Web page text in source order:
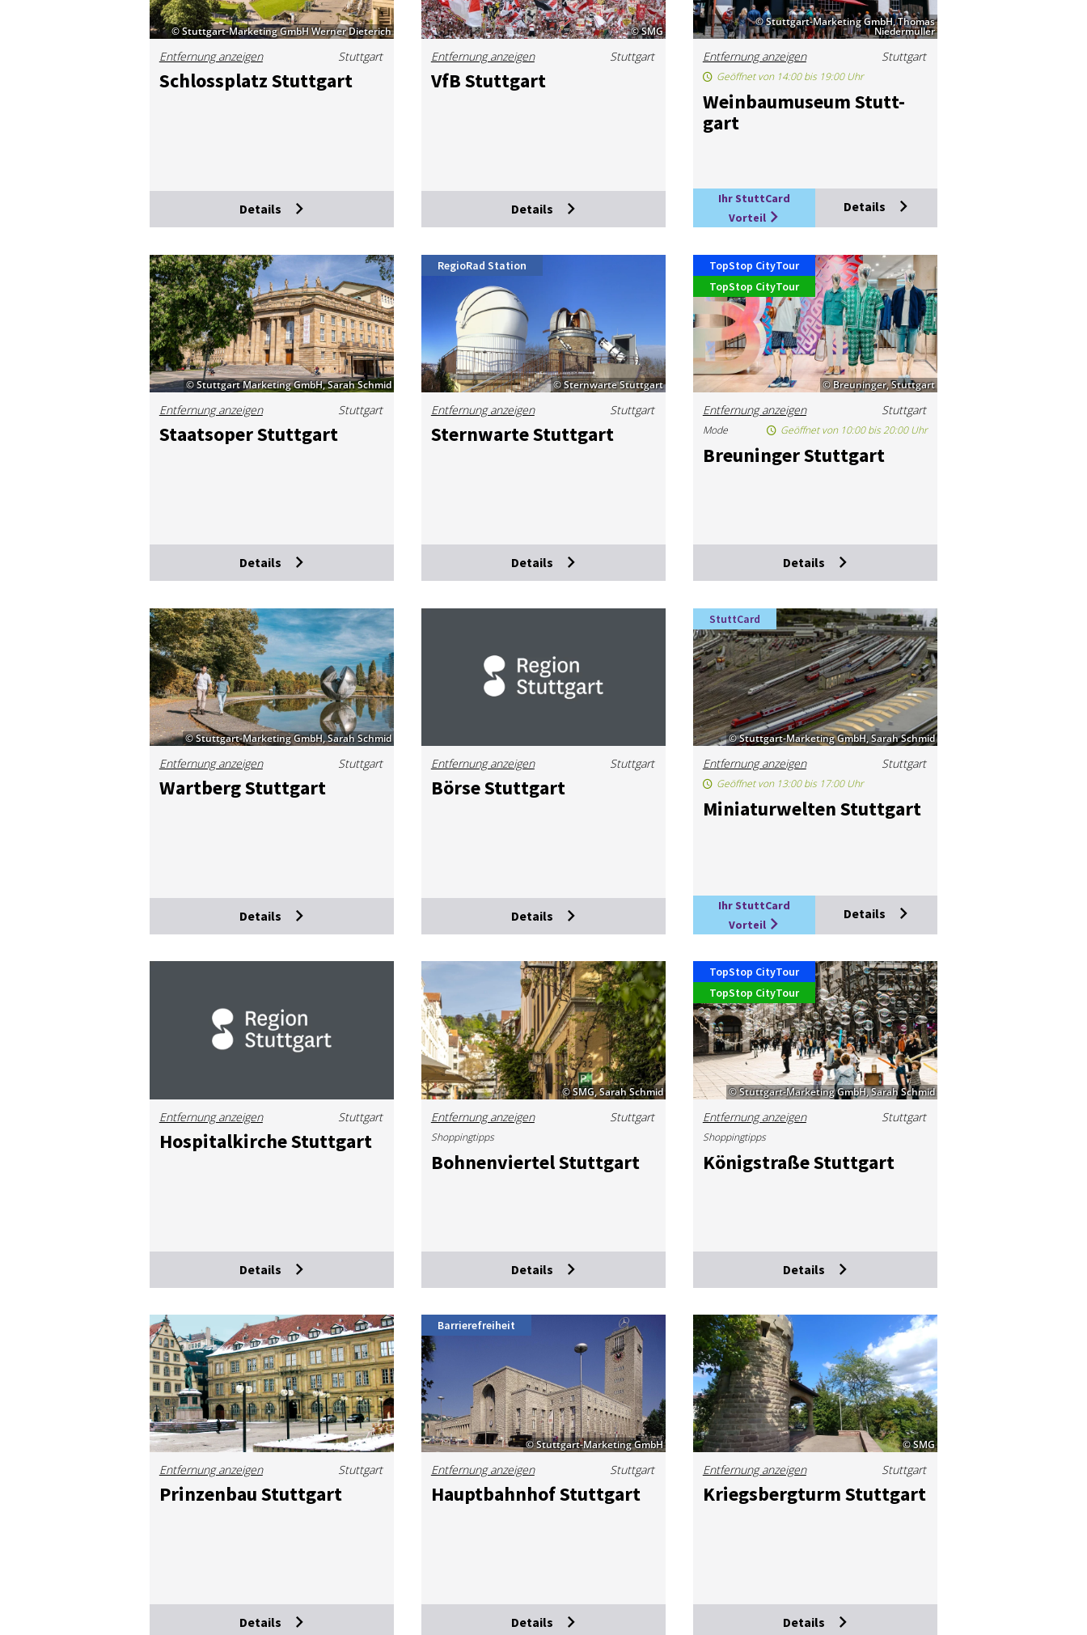
© Stuttgart-Marketing GmbH Werner Dieterich
Entfernung anzeigen Stuttgart
Schloss­platz Stutt­gart
Details
© SMG
Entfernung anzeigen Stuttgart
VfB Stutt­gart
Details
© Stuttgart-Marketing GmbH, Thomas
Niedermüller
Entfernung anzeigen Stuttgart
Wein­bau­mu­se­um Stutt­
gart
Geöffnet von 14:00 bis 19:00 Uhr
Ihr StuttCard
Vorteil
Details
© Stuttgart Marketing GmbH, Sarah Schmid
Entfernung anzeigen Stuttgart
Staats­oper Stutt­gart
Details
© Sternwarte Stuttgart
RegioRad Station
Entfernung anzeigen Stuttgart
Stern­war­te Stutt­gart
Details
© Breuninger, Stuttgart
TopStop CityTour
TopStop CityTour
Entfernung anzeigen Stuttgart
Bre­u­nin­ger Stutt­gart
Mode Geöffnet von 10:00 bis 20:00 Uhr
Details
© Stuttgart-Marketing GmbH, Sarah Schmid
Entfernung anzeigen Stuttgart
Wart­berg Stutt­gart
Details
Entfernung anzeigen Stuttgart
Bör­se Stutt­gart
Details
© Stuttgart-Marketing GmbH, Sarah Schmid
StuttCard
Entfernung anzeigen Stuttgart
Mi­nia­tur­wel­ten Stutt­gart
Geöffnet von 13:00 bis 17:00 Uhr
Ihr StuttCard
Vorteil
Details
Entfernung anzeigen Stuttgart
Hos­pi­tal­kir­che Stutt­gart
Details
© SMG, Sarah Schmid
Entfernung anzeigen Stuttgart
Boh­nen­vier­tel Stutt­gart
Shoppingtipps
Details
© Stuttgart-Marketing GmbH, Sarah Schmid
TopStop CityTour
TopStop CityTour
Entfernung anzeigen Stuttgart
Kö­nig­stra­ße Stutt­gart
Shoppingtipps
Details
Entfernung anzeigen Stuttgart
Prin­zen­bau Stutt­gart
Details
© Stuttgart-Marketing GmbH
Barrierefreiheit
Entfernung anzeigen Stuttgart
Haupt­bahn­hof Stutt­gart
Details
© SMG
Entfernung anzeigen Stuttgart
Kriegs­berg­turm Stutt­gart
Details